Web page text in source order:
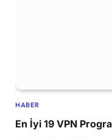
HABER
En İyi 19 VPN